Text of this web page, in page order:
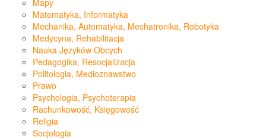
Mapy
Matematyka, Informatyka
Mechanika, Automatyka, Mechatronika, Robotyka
Medycyna, Rehabilitacja
Nauka Języków Obcych
Pedagogika, Resocjalizacja
Politologia, Medioznawstwo
Prawo
Psychologia, Psychoterapia
Rachunkowość, Księgowość
Religia
Socjologia